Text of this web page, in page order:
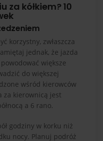
za kółkiem? 10
korzystny, zwłaszcza
jednak, że jazda
większe
do większej
wśród kierowców
za kierownicą jest
a 6 rano.
godziny w korku niż
nocy. Planuj podróż